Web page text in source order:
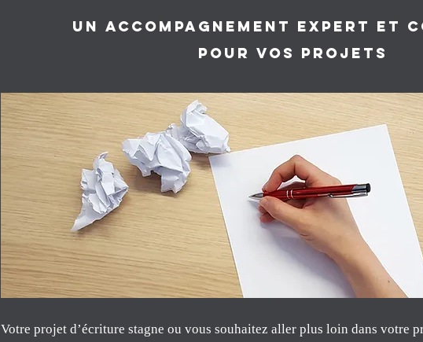
UN ACCOMPAGNEMENT EXPERT ET
POUR VOS PROJETS
Votre projet d’écriture stagne ou vous souhaitez aller plus loin dans votre